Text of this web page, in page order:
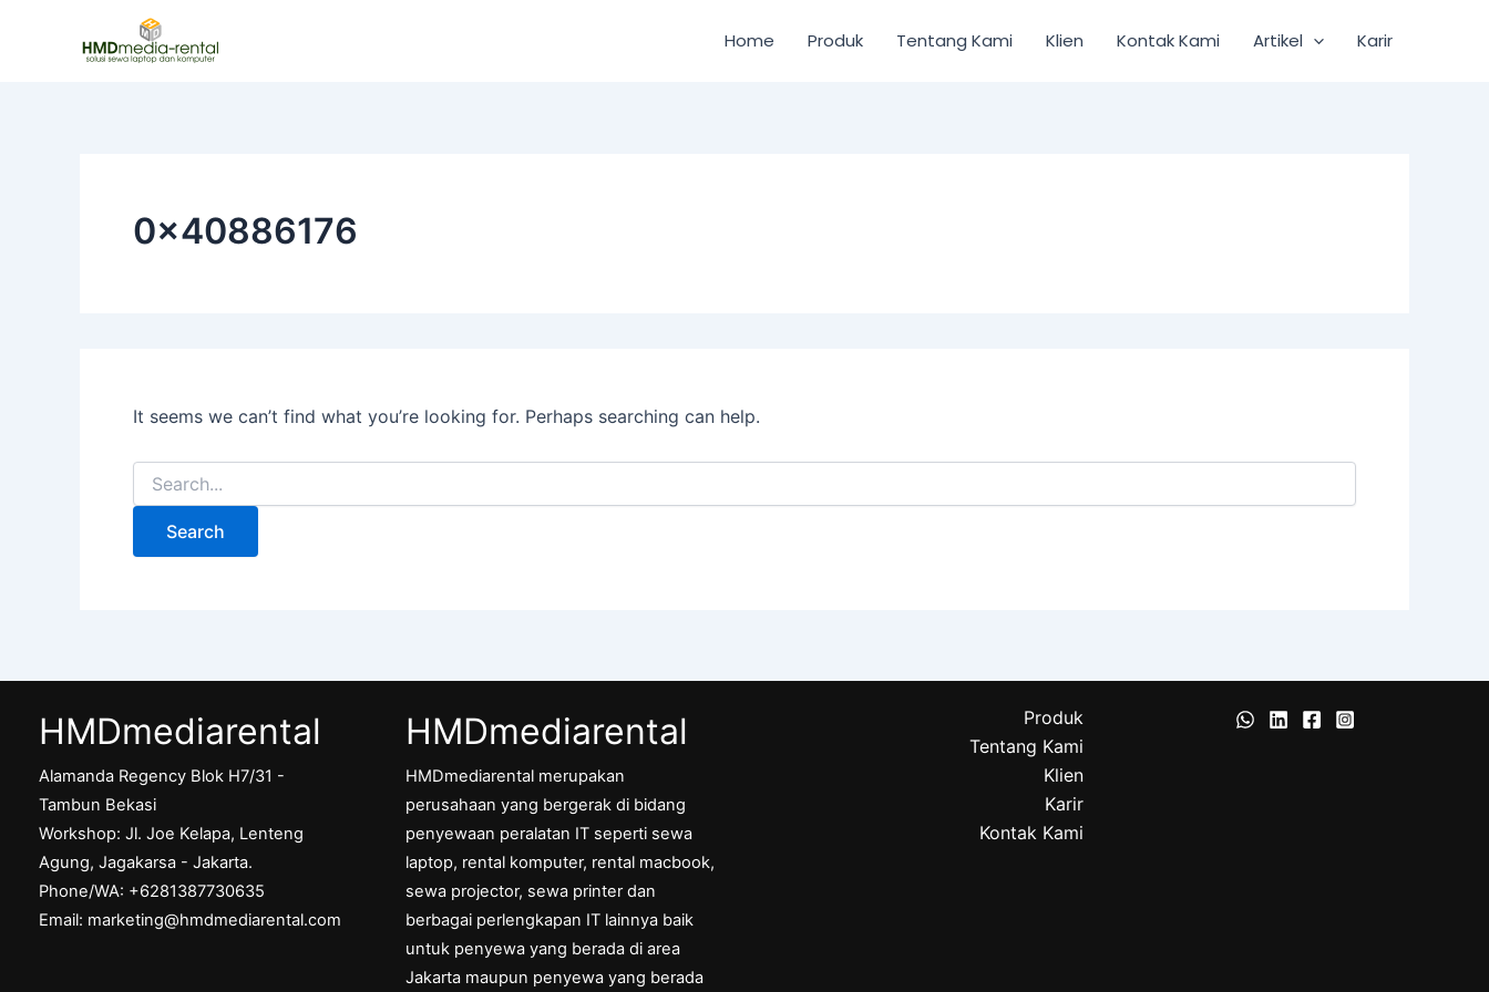
Home Produk Tentang Kami Klien Kontak Kami Artikel Karir
0x40886176
It seems we can’t find what you’re looking for. Perhaps searching can help.
for:
HMDmediarental
Alamanda Regency Blok H7/31 -
Tambun Bekasi
Workshop: Jl. Joe Kelapa, Lenteng
Agung, Jagakarsa - Jakarta.
Phone/WA: +6281387730635
Email: marketing@hmdmediarental.com
HMDmediarental
HMDmediarental merupakan
perusahaan yang bergerak di bidang
penyewaan peralatan IT seperti sewa
laptop, rental komputer, rental macbook,
sewa projector, sewa printer dan
berbagai perlengkapan IT lainnya baik
untuk penyewa yang berada di area
Jakarta maupun penyewa yang berada
Produk
Tentang Kami
Klien
Karir
Kontak Kami